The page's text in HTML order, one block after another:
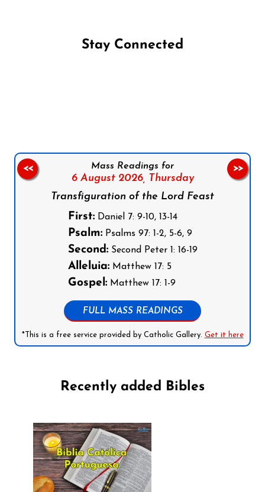
Stay Connected
Mass Readings for
6 August 2026, Thursday
Transfiguration of the Lord Feast
First:Daniel 7: 9-10, 13-14
Psalm:Psalms 97: 1-2, 5-6, 9
Second:Second Peter 1: 16-19
Alleluia:Matthew 17: 5
Gospel:Matthew 17: 1-9
FULL MASS READINGS
*This is a free service provided by Catholic Gallery. Get it here
<< >>
Recently added Bibles